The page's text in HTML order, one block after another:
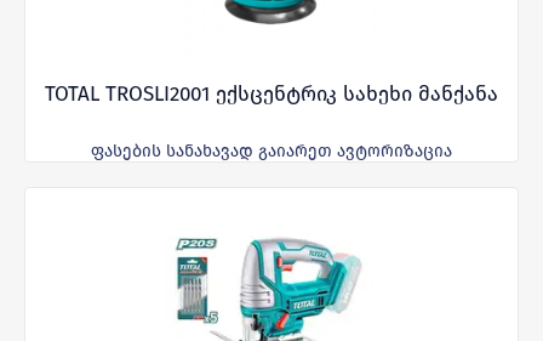
TOTAL TROSLI2001 ექსცენტრიკ სახეხი მანქანა
ფასების სანახავად გაიარეთ ავტორიზაცია